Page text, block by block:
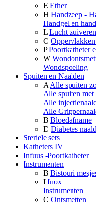
E Ether
H Handzeep -
Handgel en
L Lucht zuiveren
O
P Poortkatheter
W
Wondspoeling
Spuiten en Naalden
A Alle spuiten
Alle spuiten met
Alle
Alle
B Bloedafname
D Diabetes
Steriele sets
Katheters IV
Infuus -Poortkatheter
Instrumenten
B Bistouri
I Inox
Instrumenten
O Ontsmetten